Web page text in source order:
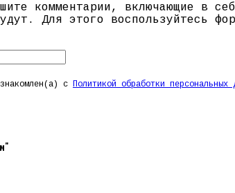
комментарии, включающие в
Для этого воспользуйтесь
с Политикой обработки персональных